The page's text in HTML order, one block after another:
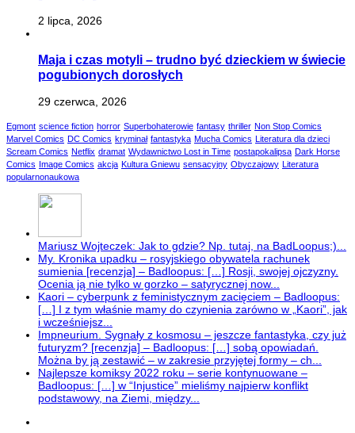
2 lipca, 2026
Maja i czas motyli – trudno być dzieckiem w świecie
pogubionych dorosłych
29 czerwca, 2026
Egmont science fiction horror Superbohaterowie fantasy thriller Non Stop Comics
Marvel Comics DC Comics kryminał fantastyka Mucha Comics
Literatura dla dzieci
Scream Comics Netflix dramat Wydawnictwo Lost in Time postapokalipsa Dark Horse
Comics
Image Comics akcja Kultura Gniewu sensacyjny Obyczajowy
Literatura
popularnonaukowa
Mariusz Wojteczek: Jak to gdzie? Np. tutaj, na BadLoopus;)...
My. Kronika upadku – rosyjskiego obywatela rachunek
sumienia [recenzja] – Badloopus: […] Rosji, swojej ojczyzny.
Ocenia ją nie tylko w gorzko – satyrycznej now...
Kaori – cyberpunk z feministycznym zacięciem – Badloopus:
[…] I z tym właśnie mamy do czynienia zarówno w „Kaori”, jak
i wcześniejsz...
Impneurium. Sygnały z kosmosu – jeszcze fantastyka, czy już
futuryzm? [recenzja] – Badloopus: […] sobą opowiadań.
Można by ją zestawić – w zakresie przyjętej formy – ch...
Najlepsze komiksy 2022 roku – serie kontynuowane –
Badloopus: […] w “Injustice” mieliśmy najpierw konflikt
podstawowy, na Ziemi, między...